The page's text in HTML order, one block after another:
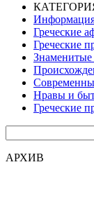
Греческие
Греческие
Знаменитые
Нравы и
Греческие
АРХИВ